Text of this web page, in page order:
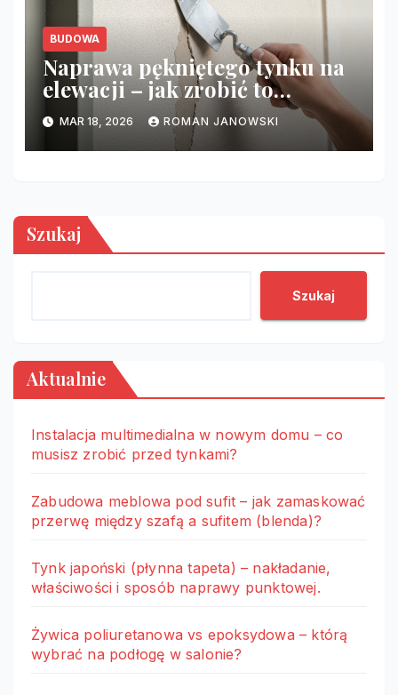
BUDOWA
Naprawa pękniętego tynku na
elewacji – jak zrobić to
niewidocznie?
MAR 18, 2026 ROMAN JANOWSKI
Szukaj
Szukaj
Aktualnie
Instalacja multimedialna w nowym domu – co
musisz zrobić przed tynkami?
Zabudowa meblowa pod sufit – jak zamaskować
przerwę między szafą a sufitem (blenda)?
Tynk japoński (płynna tapeta) – nakładanie,
właściwości i sposób naprawy punktowej.
Żywica poliuretanowa vs epoksydowa – którą
wybrać na podłogę w salonie?